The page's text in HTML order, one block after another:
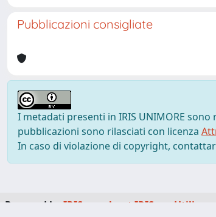
Pubblicazioni consigliate
I metadati presenti in IRIS UNIMORE sono
pubblicazioni sono rilasciati con licenza
In caso di violazione di copyright,
Powered by IRIS about IRIS Utilizzo